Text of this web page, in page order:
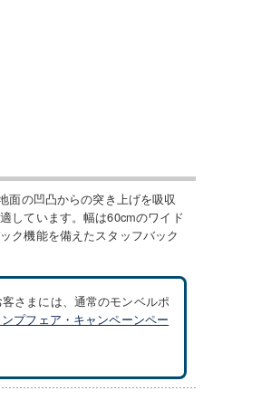
面の凹凸からの突き上げを吸収
しています。幅は60cmのワイド
ク機能を備えたスタッフバック
さまには、通常のモンベルポ
ンプフェア・キャンペーンペー